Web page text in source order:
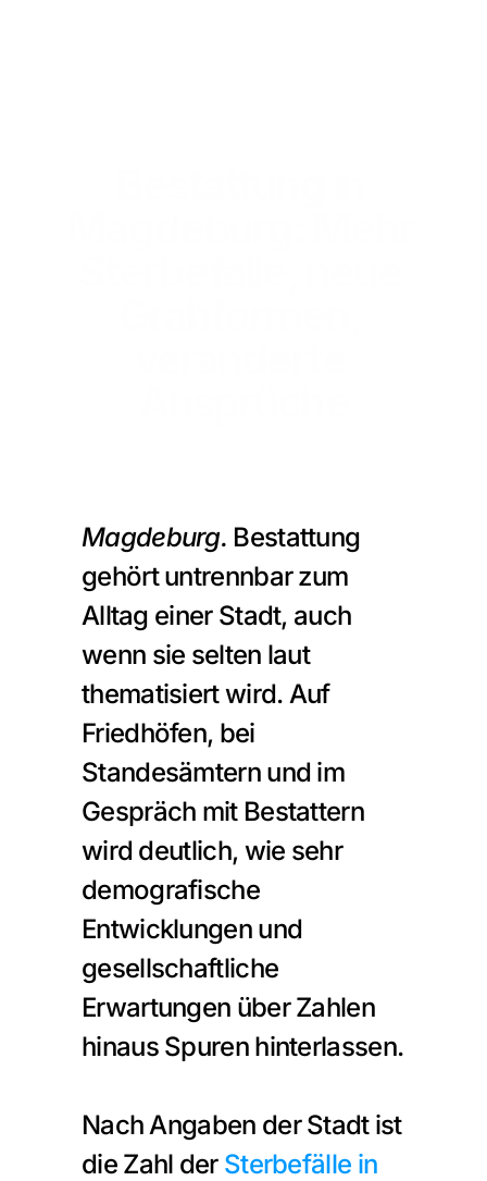
Magdeburg. Bestattung
gehört untrennbar zum
Alltag einer Stadt, auch
wenn sie selten laut
thematisiert wird. Auf
Friedhöfen, bei
Standesämtern und im
Gespräch mit Bestattern
wird deutlich, wie sehr
demografische
Entwicklungen und
gesellschaftliche
Erwartungen über Zahlen
hinaus Spuren hinterlassen.
Nach Angaben der Stadt ist
die Zahl der Sterbefälle in